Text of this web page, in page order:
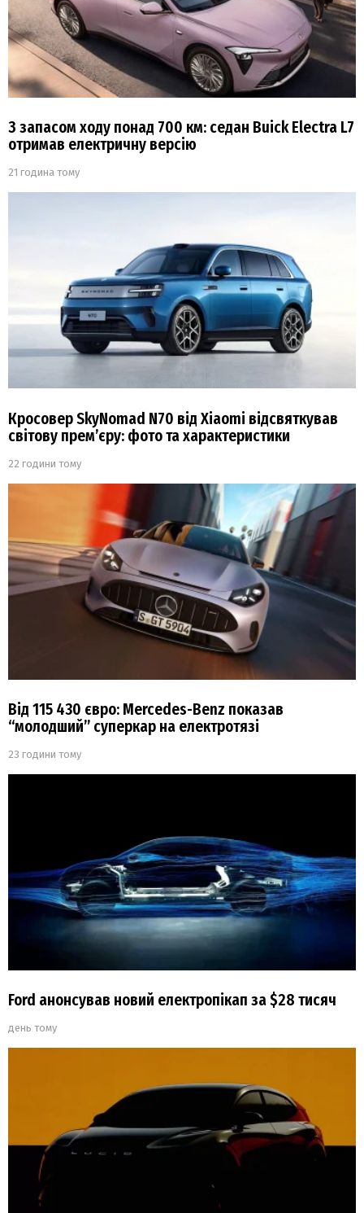
З запасом ходу понад 700 км: седан Buick Electra L7
отримав електричну версію
21 година тому
Кросовер SkyNomad N70 від Xiaomi відсвяткував
світову прем’єру: фото та характеристики
22 години тому
Від 115 430 євро: Mercedes-Benz показав
“молодший” суперкар на електротязі
23 години тому
Ford анонсував новий електропікап за $28 тисяч
день тому